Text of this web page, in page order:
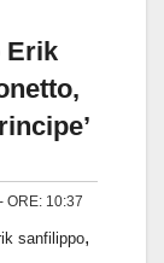
Erik
ORE: 10:37
sanfilippo,